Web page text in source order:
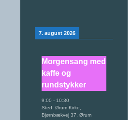
7. august 2026
Morgensang med
kaffe og
rundstykker
9:00 - 10:30
Sted: Ørum Kirke,
Bjørnbækvej 37, Ørum